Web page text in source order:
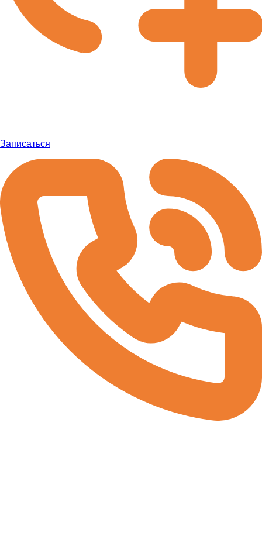
Записаться